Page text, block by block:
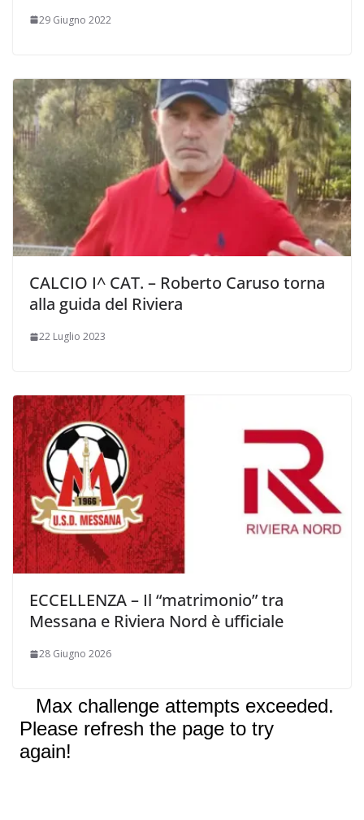
29 Giugno 2022
CALCIO I^ CAT. – Roberto Caruso torna
alla guida del Riviera
22 Luglio 2023
ECCELLENZA – Il “matrimonio” tra
Messana e Riviera Nord è ufficiale
28 Giugno 2026